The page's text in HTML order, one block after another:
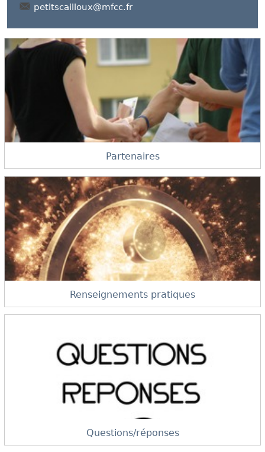
petitscailloux@mfcc.fr
Partenaires
Renseignements pratiques
Questions/réponses